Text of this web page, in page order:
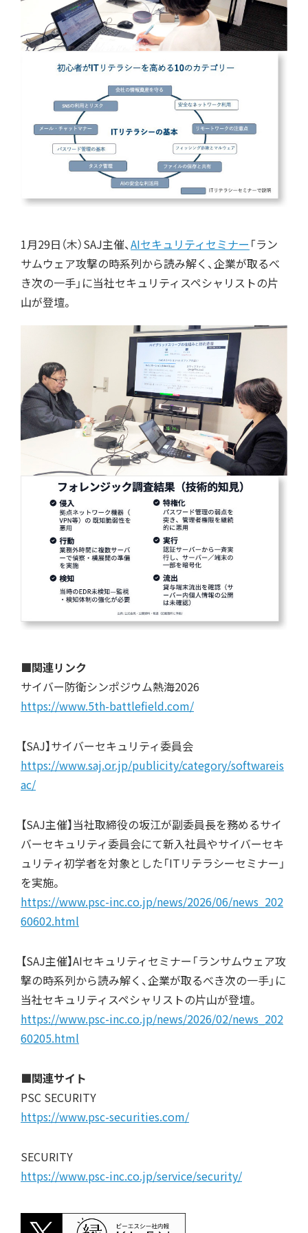
1月29日（木）SAJ主催、 AIセキュリティセミナー 「ラン
サムウェア攻撃の時系列から読み解く、企業が取るべ
き次の一手」に当社セキュリティスペシャリストの片
山が登壇。
■関連リンク
サイバー防衛シンポジウム熱海2026
https://www.5th-battlefield.com/
【SAJ】サイバーセキュリティ委員会
https://www.saj.or.jp/publicity/category/softwareis
ac/
【SAJ主催】当社取締役の坂江が副委員長を務めるサイ
バーセキュリティ委員会にて新入社員やサイバーセキ
ュリティ初学者を対象とした「ITリテラシーセミナー」
を実施。
https://www.psc-inc.co.jp/news/2026/06/news_202
60602.html
【SAJ主催】AIセキュリティセミナー「ランサムウェア攻
撃の時系列から読み解く、企業が取るべき次の一手」に
当社セキュリティスペシャリストの片山が登壇。
https://www.psc-inc.co.jp/news/2026/02/news_202
60205.html
■関連サイト
PSC SECURITY
https://www.psc-securities.com/
SECURITY
https://www.psc-inc.co.jp/service/security/